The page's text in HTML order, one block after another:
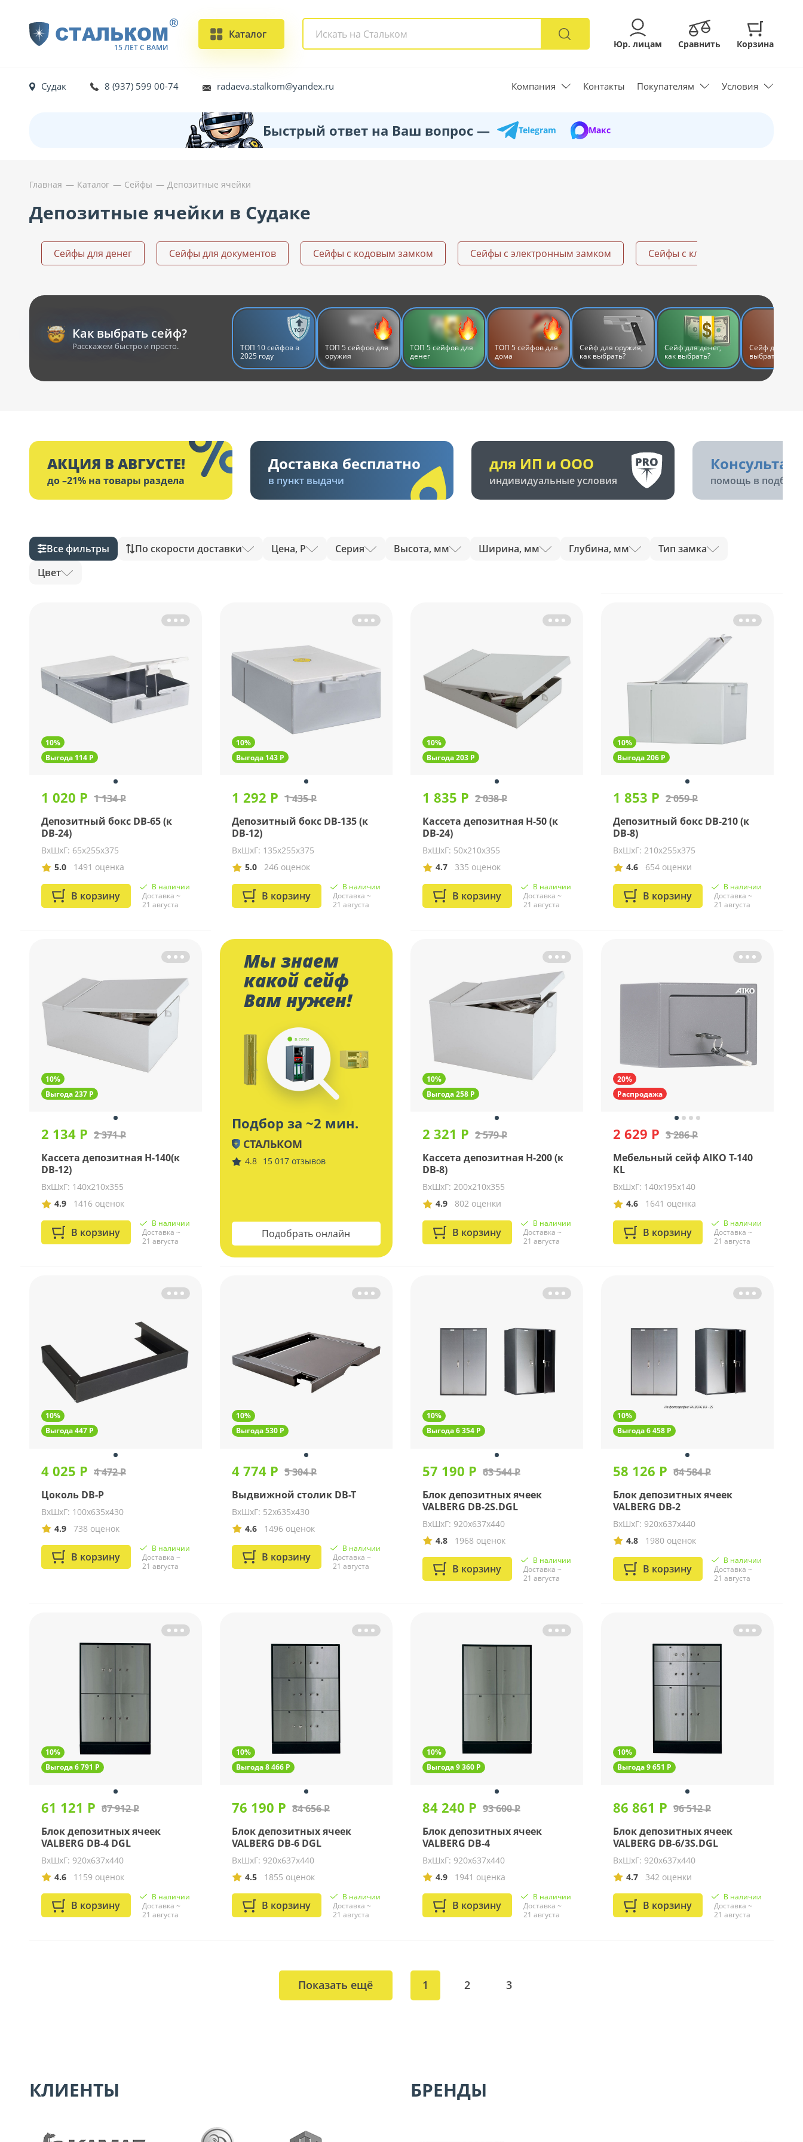
СТАЛЬКОМ
15 ЛЕТ С ВАМИ
®
Каталог
Юр. лицам Сравнить Корзина
Судак 8 (937) 599 00-74 radaeva.stalkom@yandex.ru Компания Контакты Покупателям Условия
Быстрый ответ на Ваш вопрос — Telegram Макс
Главная Каталог Сейфы Депозитные ячейки
Депозитные ячейки в Судаке
Сейфы для денег Сейфы для документов Сейфы с кодовым замком Сейфы с электронным замком Сейфы с ключом
Как выбрать сейф?
Расскажем быстро и просто.
ТОП 10 сейфов в
2025 году
ТОП 5 сейфов для
оружия
ТОП 5 сейфов для
денег
ТОП 5 сейфов для
дома
Сейф для оружия,
как выбрать?
Сейф для денег,
как выбрать?
Сейф для
выбрать?
АКЦИЯ В АВГУСТЕ!
до –21% на товары раздела
Доставка бесплатно
в пункт выдачи
для ИП и ООО
индивидуальные условия помощь в подборе
Все фильтры По скорости доставки Цена, Р Серия Высота, мм Ширина, мм Глубина, мм
Тип замка
Цвет
10%
Выгода 114 Р
1 020 Р 1 134 Р
Депозитный бокс DB-65 (к
DB-24)
ВхШхГ: 65х255х375
5.0
1491 оценка
В корзину
В наличии
Доставка ~
21 августа
10%
Выгода 143 Р
1 292 Р 1 435 Р
Депозитный бокс DB-135 (к
DB-12)
ВхШхГ: 135х255х375
5.0
246 оценок
В корзину
В наличии
Доставка ~
21 августа
10%
Выгода 203 Р
1 835 Р 2 038 Р
Кассета депозитная Н-50 (к
DB-24)
ВхШхГ: 50х210х355
4.7
335 оценок
В корзину
В наличии
Доставка ~
21 августа
10%
Выгода 206 Р
1 853 Р 2 059 Р
Депозитный бокс DB-210 (к
DB-8)
ВхШхГ: 210х255х375
4.6
654 оценки
В корзину
В наличии
Доставка ~
21 августа
10%
Выгода 237 Р
2 134 Р 2 371 Р
Кассета депозитная Н-140(к
DB-12)
ВхШхГ: 140х210х355
4.9
1416 оценок
В корзину
В наличии
Доставка ~
21 августа
Мы знаем
какой сейф
Вам нужен!
Подбор за ~2 мин.
СТАЛЬКОМ
4.8 15 017 отзывов
Подобрать онлайн
10%
Выгода 258 Р
2 321 Р 2 579 Р
Кассета депозитная Н-200 (к
DB-8)
ВхШхГ: 200х210х355
4.9
802 оценки
В корзину
В наличии
Доставка ~
21 августа
20%
Распродажа
2 629 Р 3 286 Р
Мебельный сейф AIKO Т-140
KL
ВхШхГ: 140х195х140
4.6
1641 оценка
В корзину
В наличии
Доставка ~
21 августа
10%
Выгода 447 Р
4 025 Р 4 472 Р
Цоколь DB-P
ВхШхГ: 100х635х430
4.9
738 оценок
В корзину
В наличии
Доставка ~
21 августа
10%
Выгода 530 Р
4 774 Р 5 304 Р
Выдвижной столик DB-T
ВхШхГ: 52х635х430
4.6
1496 оценок
В корзину
В наличии
Доставка ~
21 августа
10%
Выгода 6 354 Р
57 190 Р 63 544 Р
Блок депозитных ячеек
VALBERG DB-2S.DGL
ВхШхГ: 920х637х440
4.8
1968 оценок
В корзину
В наличии
Доставка ~
21 августа
10%
Выгода 6 458 Р
58 126 Р 64 584 Р
Блок депозитных ячеек
VALBERG DB-2
ВхШхГ: 920х637х440
4.8
1980 оценок
В корзину
В наличии
Доставка ~
21 августа
10%
Выгода 6 791 Р
61 121 Р 67 912 Р
Блок депозитных ячеек
VALBERG DB-4 DGL
ВхШхГ: 920х637х440
4.6
1159 оценок
В корзину
В наличии
Доставка ~
21 августа
10%
Выгода 8 466 Р
76 190 Р 84 656 Р
Блок депозитных ячеек
VALBERG DB-6 DGL
ВхШхГ: 920х637х440
4.5
1855 оценок
В корзину
В наличии
Доставка ~
21 августа
10%
Выгода 9 360 Р
84 240 Р 93 600 Р
Блок депозитных ячеек
VALBERG DB-4
ВхШхГ: 920х637х440
4.9
1941 оценка
В корзину
В наличии
Доставка ~
21 августа
10%
Выгода 9 651 Р
86 861 Р 96 512 Р
Блок депозитных ячеек
VALBERG DB-6/3S.DGL
ВхШхГ: 920х637х440
4.7
342 оценки
В корзину
В наличии
Доставка ~
21 августа
Показать ещё 1 2 3
КЛИЕНТЫ БРЕНДЫ